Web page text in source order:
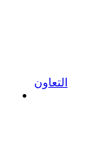
التعاون